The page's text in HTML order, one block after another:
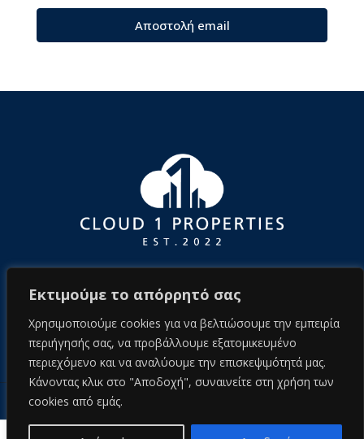
Εκτιμούμε το απόρρητό σας
Χρησιμοποιούμε cookies για να βελτιώσουμε την εμπειρία
περιήγησής σας, να προβάλλουμε εξατομικευμένο
περιεχόμενο και να αναλύουμε την επισκεψιμότητά μας.
Κάνοντας κλικ στο "Αποδοχή", συναινείτε στη χρήση των
cookies από εμάς.
Αποστολή email
© 2026 cloud1properties.com
Πολιτική απορρήτου